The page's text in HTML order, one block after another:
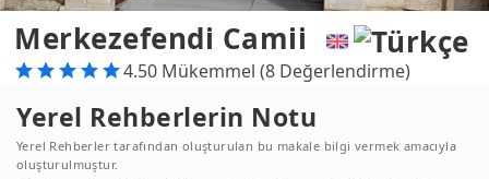
Merkezefendi Camii
4.50 Mükemmel (8 Değerlendirme)
Yerel Rehberlerin Notu
Yerel Rehberler tarafından oluşturulan bu makale bilgi vermek amacıyla
oluşturulmuştur.